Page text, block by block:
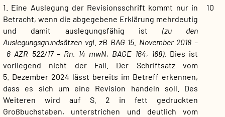
10
1. Eine Auslegung der Revisionsschrift kommt nur in
Betracht, wenn die abgegebene Erklärung mehrdeutig
und damit auslegungsfähig ist
(zu den
Auslegungsgrundsätzen vgl. zB BAG 15. November 2018 –
6 AZR 522/17 – Rn. 14 mwN, BAGE 164, 168). Dies ist
vorliegend nicht der Fall. Der Schriftsatz vom
5. Dezember 2024 lässt bereits im Betreff erkennen,
dass es sich um eine Revision handeln soll. Des
Weiteren wird auf S. 2 in fett gedruckten
Großbuchstaben, unterstrichen und deutlich vom